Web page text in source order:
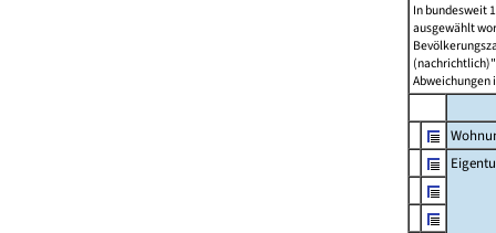
In bundesweit
ausgewählt
Abweichungen